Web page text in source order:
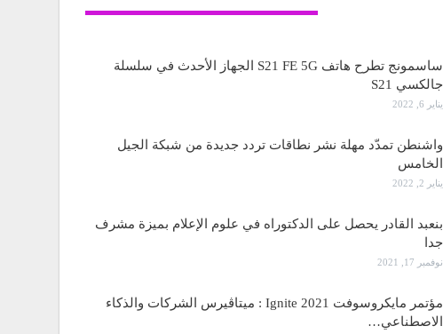
ساسمونج تطرح هاتف S21 FE 5G الجهاز الأحدث في سلسلة
جالكسي S21
يناير 6, 2022
واشنطن تمدّد مهلة نشر نطاقات تردد جديدة من شبكة الجيل
الخامس
يناير 2, 2022
بنعبد القادر يحصل على الدكتوراه في علوم الإعلام بميزة مشرف
جدا
نوفمبر 17, 2021
مؤتمر مايكروسوفت Ignite 2021 : ميتاڤيرس الشركات والذكاء
الاصطناعي…